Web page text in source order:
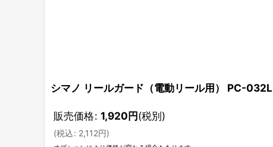
シマノ リールガード（電動リール用） PC-032L
販売価格: 1,920円(税別)
(税込: 2,112円)